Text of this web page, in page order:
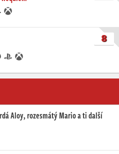
8
Aloy, rozesmátý Mario a ti další